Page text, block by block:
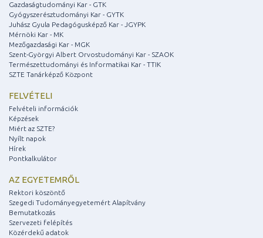
Gazdaságtudományi Kar - GTK
Gyógyszerésztudományi Kar - GYTK
Juhász Gyula Pedagógusképző Kar - JGYPK
Mérnöki Kar - MK
Mezőgazdasági Kar - MGK
Szent-Györgyi Albert Orvostudományi Kar - SZAOK
Természettudományi és Informatikai Kar - TTIK
SZTE Tanárképző Központ
FELVÉTELI
Felvételi információk
Képzések
Miért az SZTE?
Nyílt napok
Hírek
Pontkalkulátor
AZ EGYETEMRŐL
Rektori köszöntő
Szegedi Tudományegyetemért Alapítvány
Bemutatkozás
Szervezeti felépítés
Közérdekű adatok